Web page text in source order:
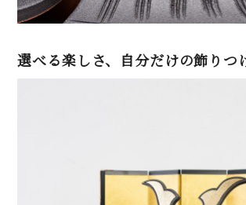
選べる楽しさ、自分だけの飾りつ